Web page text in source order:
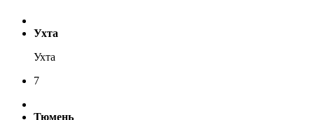
Ухта
Ухта
7
Тюмень